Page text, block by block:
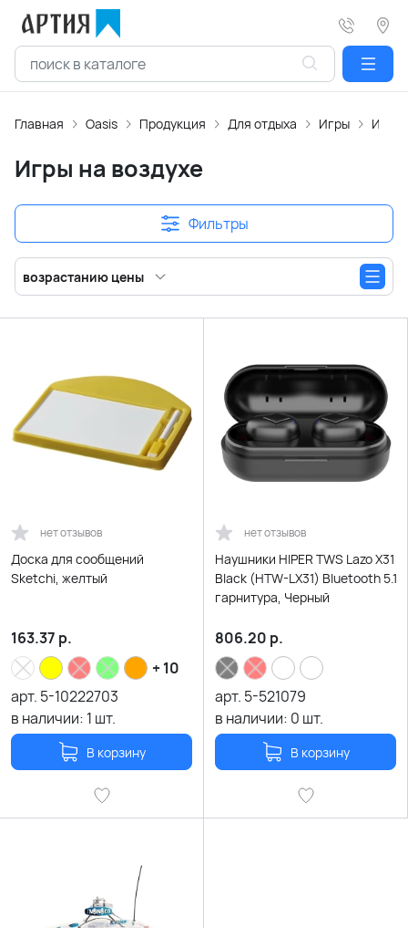
Главная Oasis Продукция Для отдыха Игры Игры
Игры на воздухе
Фильтры
возрастанию цены
нет отзывов
Доска для сообщений
Sketchi, желтый
163.37 р.
+ 10
арт. 5-10222703
в наличии: 1 шт.
В корзину
нет отзывов
Наушники HIPER TWS Lazo X31
Black (HTW-LX31) Bluetooth 5.1
гарнитура, Черный
806.20 р.
арт. 5-521079
в наличии: 0 шт.
В корзину